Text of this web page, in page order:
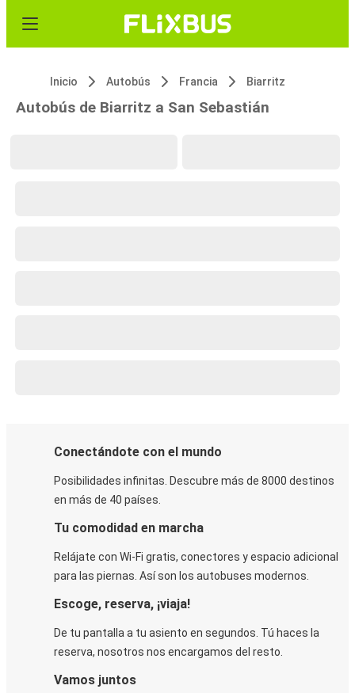
Inicio Autobús Francia Biarritz
Autobús de Biarritz a San Sebastián
Conectándote con el mundo
Posibilidades infinitas. Descubre más de 8000 destinos
en más de 40 países.
Tu comodidad en marcha
Relájate con Wi-Fi gratis, conectores y espacio adicional
para las piernas. Así son los autobuses modernos.
Escoge, reserva, ¡viaja!
De tu pantalla a tu asiento en segundos. Tú haces la
reserva, nosotros nos encargamos del resto.
Vamos juntos